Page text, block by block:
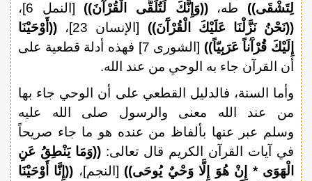
لِتَشْقَى)) طه،((وَإِنَّكَ لَتُلَقَّى الْقُرْآَنَ)) [النمل 6]،
((نَحْنُ نَزَّلْنَا عَلَيْكَ الْقُرْآَنَ))
[الإنسان 23]،
((أَوْحَيْنَا
إِلَيْكَ قُرْآَناً عَرَبِيّاً))
[الشورى 7] فهذه أدلة قطعية على
أن القرآن جاء به الوحي من عند الله.
وأما السنة، فالدليل القطعي على أن الوحي جاء بها
من عند الله معنى والرسول صلى الله عليه
وسلم عبر عنها بألفاظ من عنده هو ما جاء صريحاً
في آيات القرآن الكريم قال تعالى: ((وَمَا يَنْطِقُ عَنِ
الْهَوَى * إِنْ هُوَ إِلَّا وَحْيٌ يُوحَى)) [النجم]، ((إِنَّا أَوْحَيْنَا